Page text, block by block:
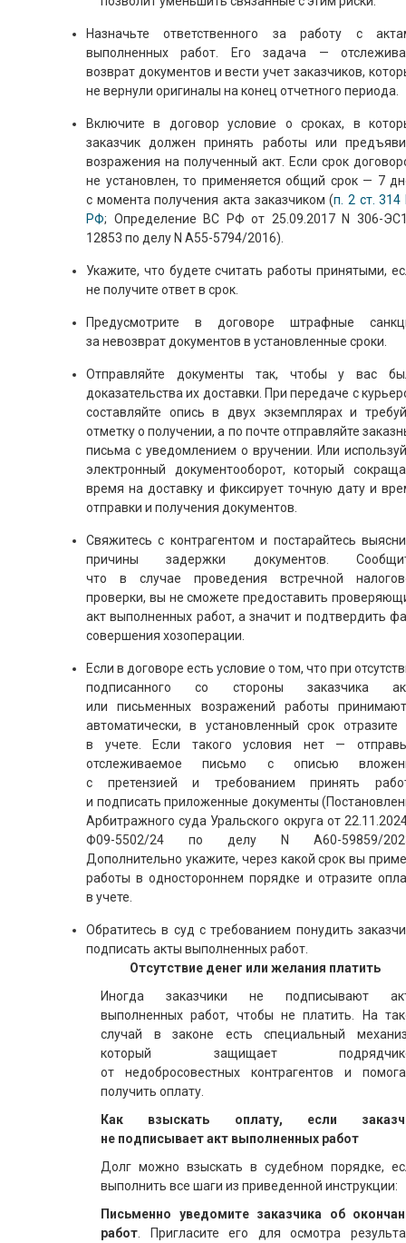
Назначьте ответственного за работу с
выполненных работ. Его задача —
возврат документов и вести учет заказчиков,
не вернули оригиналы на конец отчетного периода.
Включите в договор условие о сроках, в
заказчик должен принять работы или
возражения на полученный акт. Если срок
не установлен, то применяется общий срок — 7
с момента получения акта заказчиком (п. 2 ст. 314
РФ; Определение ВС РФ от 25.09.2017 N 306-
12853 по делу N А55-5794/2016).
Укажите, что будете считать работы принятыми,
не получите ответ в срок.
Предусмотрите в договоре штрафные
за невозврат документов в установленные сроки.
Отправляйте документы так, чтобы у вас
доказательства их доставки. При передаче с
составляйте опись в двух экземплярах и
отметку о получении, а по почте отправляйте
письма с уведомлением о вручении. Или
электронный документооборот, который
время на доставку и фиксирует точную дату и
отправки и получения документов.
Свяжитесь с контрагентом и постарайтесь
причины задержки документов.
что в случае проведения встречной
проверки, вы не сможете предоставить
акт выполненных работ, а значит и подтвердить
совершения хозоперации.
Если в договоре есть условие о том, что при
подписанного со стороны заказчика
или письменных возражений работы
автоматически, в установленный срок отразите
в учете. Если такого условия нет —
отслеживаемое письмо с описью
с претензией и требованием принять
и подписать приложенные документы
Арбитражного суда Уральского округа от
Ф09-5502/24 по делу N А60-59859/
Дополнительно укажите, через какой срок вы
работы в одностороннем порядке и отразите
в учете.
Обратитесь в суд с требованием понудить
подписать акты выполненных работ.
Отсутствие денег или желания платить
Иногда заказчики не подписывают
выполненных работ, чтобы не платить. На
случай в законе есть специальный
который защищает
от недобросовестных контрагентов и
получить оплату.
Как взыскать оплату, если
не подписывает акт выполненных работ
Долг можно взыскать в судебном порядке,
выполнить все шаги из приведенной инструкции:
Письменно уведомите заказчика об
работ . Пригласите его для осмотра